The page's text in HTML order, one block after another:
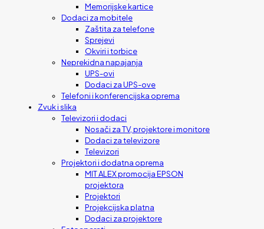
Memorijske kartice
Dodaci za mobitele
Zaštita za telefone
Sprejevi
Okviri i torbice
Neprekidna napajanja
UPS-ovi
Dodaci za UPS-ove
Telefoni i konferencijska oprema
Zvuk i slika
Televizori i dodaci
Nosači za TV, projektore i monitore
Dodaci za televizore
Televizori
Projektori i dodatna oprema
MIT ALEX promocija EPSON
projektora
Projektori
Projekcijska platna
Dodaci za projektore